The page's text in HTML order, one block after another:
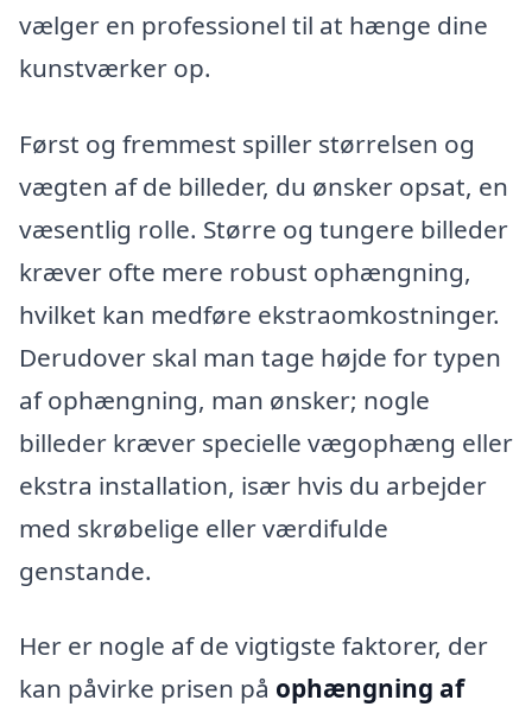
vælger en professionel til at hænge dine
kunstværker op.
Først og fremmest spiller størrelsen og
vægten af de billeder, du ønsker opsat, en
væsentlig rolle. Større og tungere billeder
kræver ofte mere robust ophængning,
hvilket kan medføre ekstraomkostninger.
Derudover skal man tage højde for typen
af ophængning, man ønsker; nogle
billeder kræver specielle vægophæng eller
ekstra installation, især hvis du arbejder
med skrøbelige eller værdifulde
genstande.
Her er nogle af de vigtigste faktorer, der
kan påvirke prisen på ophængning af